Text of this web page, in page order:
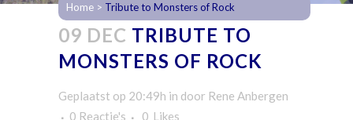
Home > Tribute to Monsters of Rock
09 DEC TRIBUTE TO
MONSTERS OF ROCK
Geplaatst op 20:49h in door Rene Anbergen
0 Reactie's
0 Likes